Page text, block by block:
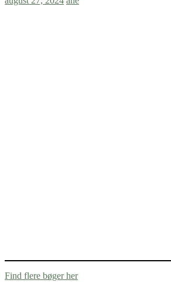
Find flere bøger her